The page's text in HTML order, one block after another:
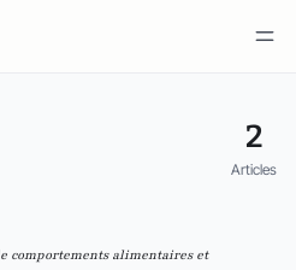
2
Articles
comportements alimentaires et